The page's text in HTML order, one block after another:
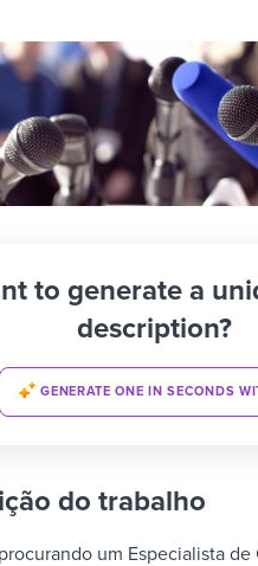
to generate a
description?
GENERATE ONE IN SECONDS
do trabalho
um Especialista